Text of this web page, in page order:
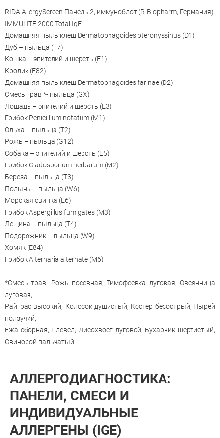
RIDA AllergyScreen Панель 2, иммуноблот (R-Biopharm, Германия)
IMMULITE 2000 Total IgE
Домашняя пыль клещ Dermatophagoides pteronyssinus (D1)
Дуб – пыльца (T7)
Кошка – эпителий и шерсть (E1)
Кролик (E82)
Домашняя пыль клещ Dermatophagoides farinae (D2)
Смесь трав *- пыльца (GX)
Лошадь – эпителий и шерсть (E3)
Грибок Penicillium notatum (M1)
Ольха – пыльца (T2)
Рожь – пыльца (G12)
Собака – эпителий и шерсть (E5)
Грибок Cladosporium herbarum (M2)
Береза – пыльца (T3)
Полынь – пыльца (W6)
Морская свинка (E6)
Грибок Aspergillus fumigates (M3)
Лещина – пыльца (T4)
Подорожник – пыльца (W9)
Хомяк (E84)
Грибок Alternaria alternate (M6)
*Смесь трав: Рожь посевная, Тимофеевка луговая, Овсянница
луговая,
Райграс высокий, Колосок душистый, Костер безострый, Пырей
ползучий,
Ежа сборная, Плевел, Лисохвост луговой, Бухарник шертистый,
Свинорой пальчатый.
АЛЛЕРГОДИАГНОСТИКА:
ПАНЕЛИ, СМЕСИ И
ИНДИВИДУАЛЬНЫЕ
АЛЛЕРГЕНЫ (IGE)